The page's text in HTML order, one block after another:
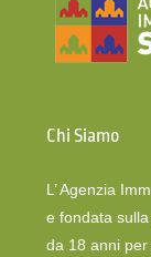
Chi Siamo
L’ Agenzia
e fondata
da 18 anni